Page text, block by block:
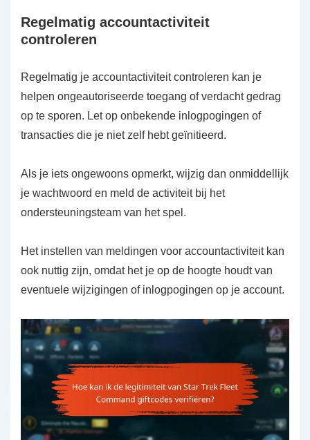
Regelmatig accountactiviteit
controleren
Regelmatig je accountactiviteit controleren kan je
helpen ongeautoriseerde toegang of verdacht gedrag
op te sporen. Let op onbekende inlogpogingen of
transacties die je niet zelf hebt geïnitieerd.
Als je iets ongewoons opmerkt, wijzig dan onmiddellijk
je wachtwoord en meld de activiteit bij het
ondersteuningsteam van het spel.
Het instellen van meldingen voor accountactiviteit kan
ook nuttig zijn, omdat het je op de hoogte houdt van
eventuele wijzigingen of inlogpogingen op je account.